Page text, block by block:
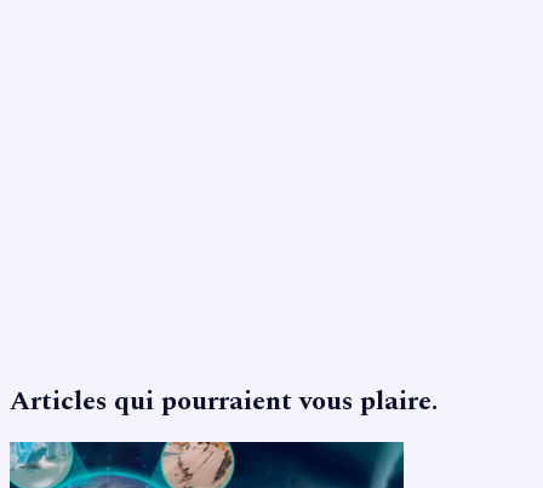
Articles qui pourraient vous plaire.